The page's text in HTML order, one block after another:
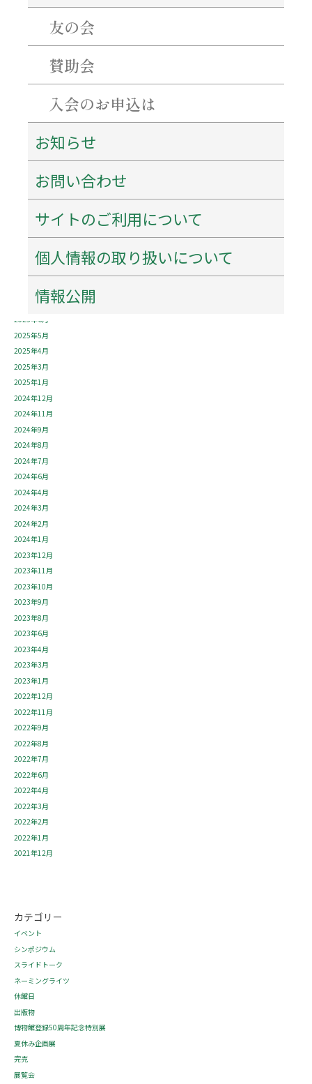
友の会
賛助会
入会のお申込は
お知らせ
お問い合わせ
サイトのご利用について
個人情報の取り扱いについて
情報公開
百五銀行✖石水博物館 「コーポレーションデー」を開催します！
シンポジウム「西来寺の宝物の魅力にせまる」を開催します！
アーカイブ
2026年6月
2026年5月
2026年4月
2025年12月
2025年11月
2025年10月
2025年8月
2025年7月
2025年6月
2025年5月
2025年4月
2025年3月
2025年1月
2024年12月
2024年11月
2024年9月
2024年8月
2024年7月
2024年6月
2024年4月
2024年3月
2024年2月
2024年1月
2023年12月
2023年11月
2023年10月
2023年9月
2023年8月
2023年6月
2023年4月
2023年3月
2023年1月
2022年12月
2022年11月
2022年9月
2022年8月
2022年7月
2022年6月
2022年4月
2022年3月
2022年2月
2022年1月
2021年12月
カテゴリー
イベント
シンポジウム
スライドトーク
ネーミングライツ
休館日
出版物
博物館登録50周年記念特別展
夏休み企画展
完売
展覧会